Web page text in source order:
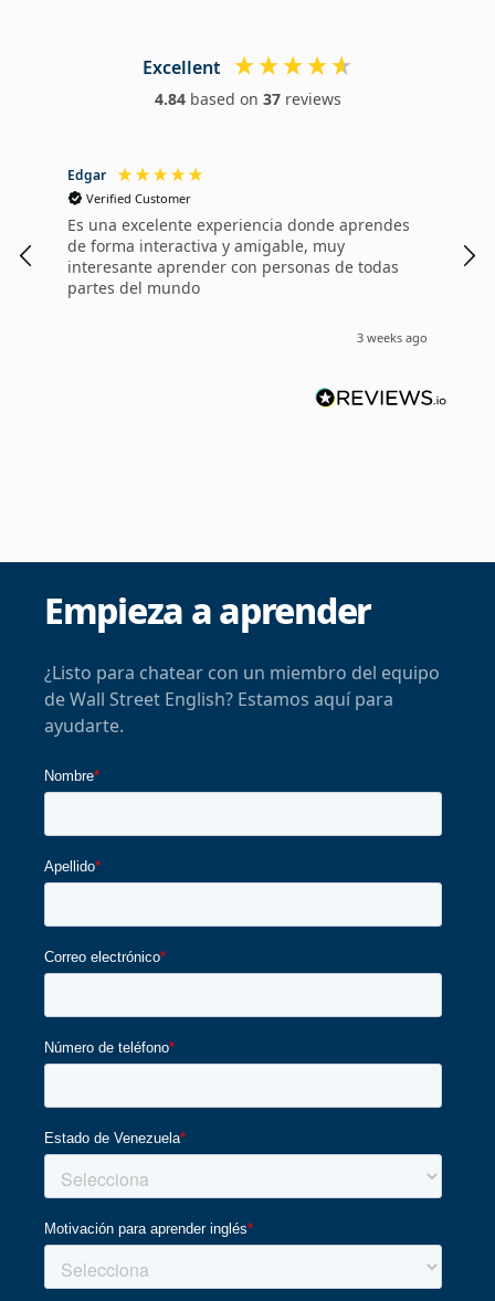
Excellent
4.84 based on 37 reviews
Edgar
Verified Customer
Es una excelente experiencia donde aprendes
de forma interactiva y amigable, muy
interesante aprender con personas de todas
partes del mundo
3 weeks ago
1
Empieza a aprender
¿Listo para chatear con un miembro del equipo
de Wall Street English? Estamos aquí para
ayudarte.